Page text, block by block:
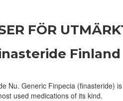
FÖR
Finland
Nu. Generic Finpecia (finasteride)
used medications of its kind.